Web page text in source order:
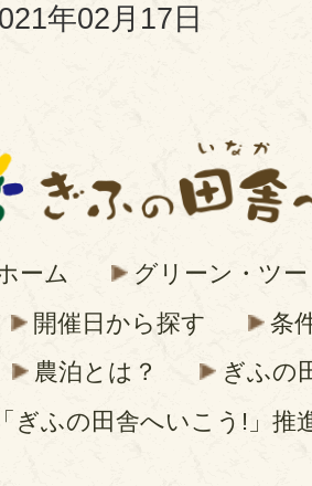
年02月17日
ーム
グリーン・ツ
開催日から探す
条
農泊とは？
ぎふの
「ぎふの田舎へいこう!」推